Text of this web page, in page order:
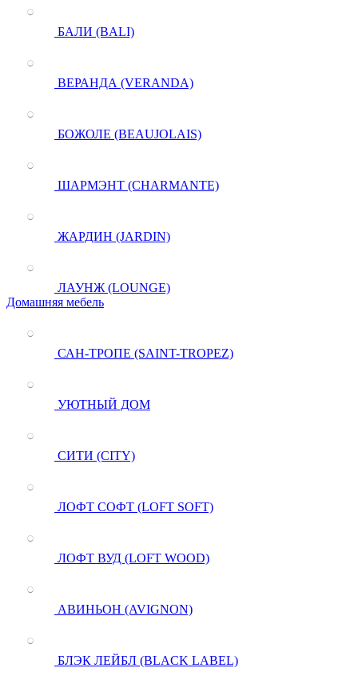
БАЛИ (BALI)
ВЕРАНДА (VERANDA)
БОЖОЛЕ (BEAUJOLAIS)
ШАРМЭНТ (CHARMANTE)
ЖАРДИН (JARDIN)
ЛАУНЖ (LOUNGE)
Домашняя мебель
САН-ТРОПЕ (SAINT-TROPEZ)
УЮТНЫЙ ДОМ
СИТИ (CITY)
ЛОФТ СОФТ (LOFT SOFT)
ЛОФТ ВУД (LOFT WOOD)
АВИНЬОН (AVIGNON)
БЛЭК ЛЕЙБЛ (BLACK LABEL)